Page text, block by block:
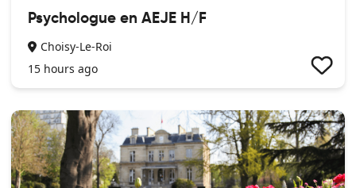
Psychologue en AEJE H/F
Choisy-Le-Roi
15 hours ago